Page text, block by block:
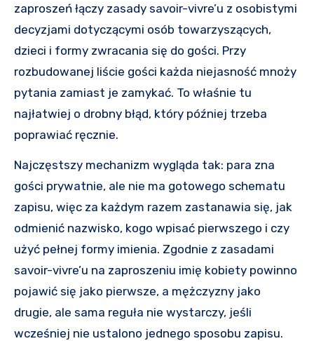
zaproszeń łączy zasady savoir-vivre’u z osobistymi
decyzjami dotyczącymi osób towarzyszących,
dzieci i formy zwracania się do gości. Przy
rozbudowanej liście gości każda niejasność mnoży
pytania zamiast je zamykać. To właśnie tu
najłatwiej o drobny błąd, który później trzeba
poprawiać ręcznie.
Najczęstszy mechanizm wygląda tak: para zna
gości prywatnie, ale nie ma gotowego schematu
zapisu, więc za każdym razem zastanawia się, jak
odmienić nazwisko, kogo wpisać pierwszego i czy
użyć pełnej formy imienia. Zgodnie z zasadami
savoir-vivre’u na zaproszeniu imię kobiety powinno
pojawić się jako pierwsze, a mężczyzny jako
drugie, ale sama reguła nie wystarczy, jeśli
wcześniej nie ustalono jednego sposobu zapisu.